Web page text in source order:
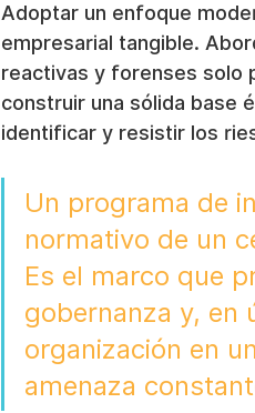
Adoptar un enfoque
empresarial tangible.
reactivas y forenses solo
construir una sólida base
identificar y resistir los
Un programa de
normativo de un
Es el marco que
gobernanza y, en
organización en
amenaza